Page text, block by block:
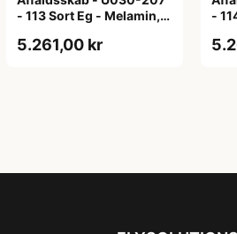
- 113 Sort Eg - Melamin,
5.261,00 kr
-